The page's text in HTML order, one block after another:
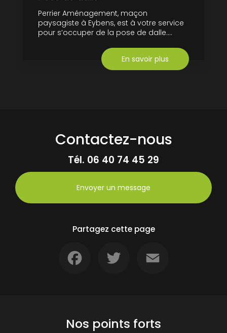
Perrier Aménagement, maçon
paysagiste à Eybens, est à votre service
pour s’occuper de la pose de dalle....
En savoir plus
Contactez-nous
Tél. 06 40 74 45 29
Envoyer un message
Partagez cette page
Nos points forts